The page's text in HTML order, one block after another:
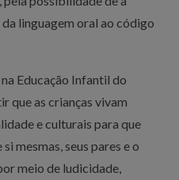
linguagem oral ao código
Educação Infantil do
que as crianças vivam
e culturais para que
mesmas, seus pares e o
meio de ludicidade,